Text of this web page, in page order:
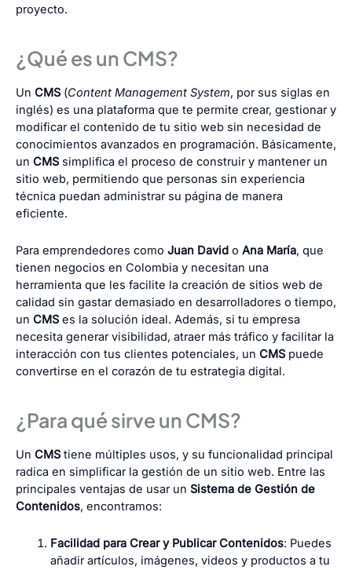
proyecto.
¿Qué es un CMS?
Un CMS (Content Management System, por sus siglas en
inglés) es una plataforma que te permite crear, gestionar y
modificar el contenido de tu sitio web sin necesidad de
conocimientos avanzados en programación. Básicamente,
un CMS simplifica el proceso de construir y mantener un
sitio web, permitiendo que personas sin experiencia
técnica puedan administrar su página de manera
eficiente.
Para emprendedores como Juan David o Ana María, que
tienen negocios en Colombia y necesitan una
herramienta que les facilite la creación de sitios web de
calidad sin gastar demasiado en desarrolladores o tiempo,
un CMS es la solución ideal. Además, si tu empresa
necesita generar visibilidad, atraer más tráfico y facilitar la
interacción con tus clientes potenciales, un CMS puede
convertirse en el corazón de tu estrategia digital.
¿Para qué sirve un CMS?
Un CMS tiene múltiples usos, y su funcionalidad principal
radica en simplificar la gestión de un sitio web. Entre las
principales ventajas de usar un Sistema de Gestión de
Contenidos, encontramos:
Facilidad para Crear y Publicar Contenidos: Puedes
añadir artículos, imágenes, videos y productos a tu